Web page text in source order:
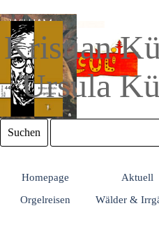
Kristian
Ursula
Suchen
Homepage Aktuell
Orgelreisen
Wälder &